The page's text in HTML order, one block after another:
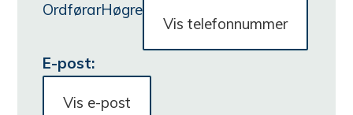
OrdførarHøgre
Vis telefonnummer
E-post:
Vis e-post